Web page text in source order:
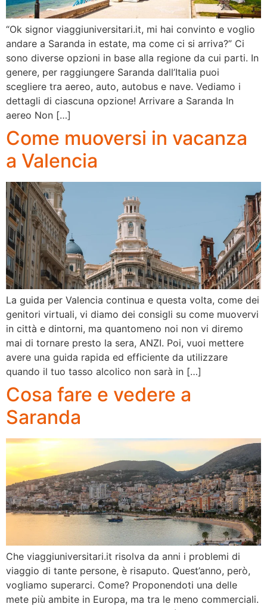
“Ok signor viaggiuniversitari.it, mi hai convinto e voglio
andare a Saranda in estate, ma come ci si arriva?” Ci
sono diverse opzioni in base alla regione da cui parti. In
genere, per raggiungere Saranda dall’Italia puoi
scegliere tra aereo, auto, autobus e nave. Vediamo i
dettagli di ciascuna opzione! Arrivare a Saranda In
aereo Non […]
Come muoversi in vacanza
a Valencia
La guida per Valencia continua e questa volta, come dei
genitori virtuali, vi diamo dei consigli su come muovervi
in città e dintorni, ma quantomeno noi non vi diremo
mai di tornare presto la sera, ANZI. Poi, vuoi mettere
avere una guida rapida ed efficiente da utilizzare
quando il tuo tasso alcolico non sarà in […]
Cosa fare e vedere a
Saranda
Che viaggiuniversitari.it risolva da anni i problemi di
viaggio di tante persone, è risaputo. Quest’anno, però,
vogliamo superarci. Come? Proponendoti una delle
mete più ambite in Europa, ma tra le meno commerciali.